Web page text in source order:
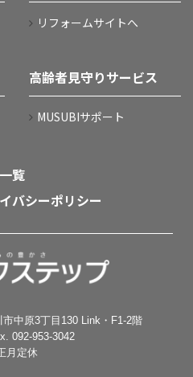
リフォームサイトへ
高齢者見守りサービス
MUSUBIサポート
覧
バシーポリシー
中原3丁目130 Link・F1-2階
092-953-3042
月定休